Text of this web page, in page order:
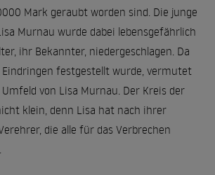
Mark geraubt worden sind. Die junge
Murnau wurde dabei lebensgefährlich
ihr Bekannter, niedergeschlagen. Da
festgestellt wurde, vermutet
von Lisa Murnau. Der Kreis der
klein, denn Lisa hat nach ihrer
die alle für das Verbrechen